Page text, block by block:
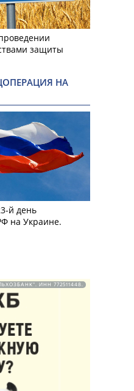
защиты
НА
й день
на Украине.
ИНН 772511448.